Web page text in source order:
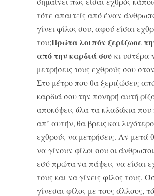
τότε απαιτείς από έναν
γίνει φίλος σου, αφού είσαι
του;Πρώτα λοιπόν ξερίζωσε
από την καρδιά σου κι υστέρα
μετρήσεις τους εχθρούς σου
Στο μέτρο που θα ξεριζώσεις
καρδιά σου την πονηρή αυτή
αποκόψεις όλα τα κλαδάκια που
απ’ αυτήν, θα βρεις και
εχθρούς να μετρήσεις. Αν μετά
να γίνουν φίλοι σου οι
εσύ πρώτα να πάψεις να είσαι
τους και να γίνεις φίλος τους.
γίνεσαι φίλος με τους άλλους,